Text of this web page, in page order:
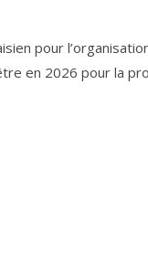
pour
en 2026 pour la